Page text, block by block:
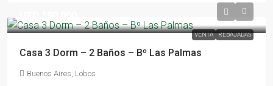
VENTA REBAJADAS
Casa 3 Dorm – 2 Baños – Bº Las Palmas
Buenos Aires, Lobos